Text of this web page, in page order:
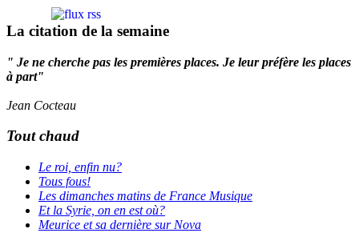
La citation de la semaine
" Je ne cherche pas les premières places. Je leur préfère les places
à part"
Jean Cocteau
Tout chaud
Le roi, enfin nu?
Tous fous!
Les dimanches matins de France Musique
Et la Syrie, on en est où?
Meurice et sa dernière sur Nova